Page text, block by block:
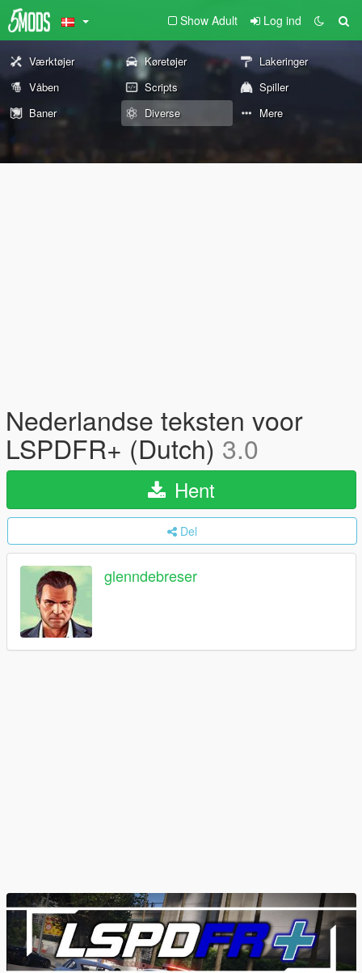
Show Adult Log ind
Værktøjer Køretøjer
Lakeringer
Våben
Scripts
Spiller
Baner
Diverse Mere
Nederlandse teksten voor
LSPDFR+ (Dutch) 3.0
Hent
Del
glenndebreser